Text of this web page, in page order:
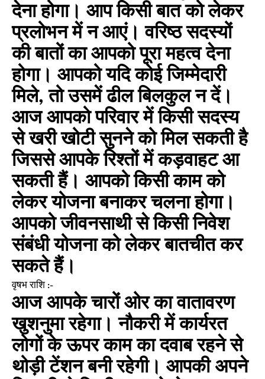
देना होगा। आप किसी बात को लेकर
प्रलोभन में न आएं। वरिष्ठ सदस्यों
की बातों का आपको पूरा महत्व देना
होगा। आपको यदि कोई जिम्मेदारी
मिले, तो उसमें ढील बिलकुल न दें।
आज आपको परिवार में किसी सदस्य
से खरी खोटी सुनने को मिल सकती है
जिससे आपके रिश्तों में कड़वाहट आ
सकती हैं। आपको किसी काम को
लेकर योजना बनाकर चलना होगा।
आपको जीवनसाथी से किसी निवेश
संबंधी योजना को लेकर बातचीत कर
सकते हैं।
वृषभ राशि :-
आज आपके चारों ओर का वातावरण
खुशनुमा रहेगा। नौकरी में कार्यरत
लोगों के ऊपर काम का दवाब रहने से
थोड़ी टेंशन बनी रहेगी। आपकी अपने